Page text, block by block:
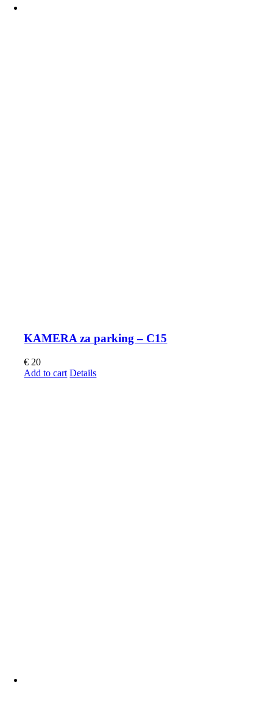
KAMERA za parking – C15
€ 20
Add to cart Details